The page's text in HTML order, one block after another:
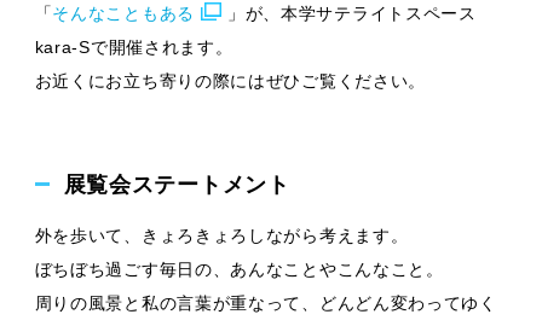
「そんなこともある
」が、本学サテライトスペース
kara-Sで開催されます。
お近くにお立ち寄りの際にはぜひご覧ください。
展覧会ステートメント
外を歩いて、きょろきょろしながら考えます。
ぼちぼち過ごす毎日の、あんなことやこんなこと。
周りの風景と私の言葉が重なって、どんどん変わってゆく